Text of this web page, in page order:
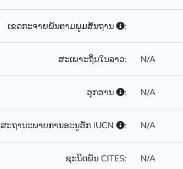
ເຂດກະຈາຍພັນຕາມພູມສັນຖານ :
ສະເພາະຖິ່ນໃນລາວ: N/A
ຮຸກຮານ : N/A
ສະຖານະພາບການອະນູຮັກ IUCN : N/A
ຊະນິດພັນ CITES: N/A